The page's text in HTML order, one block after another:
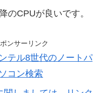
のCPUが良いです。
ンサーリンク
テル8世代のノートパ
ソコン検索